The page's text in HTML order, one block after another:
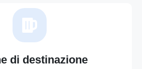
di destinazione